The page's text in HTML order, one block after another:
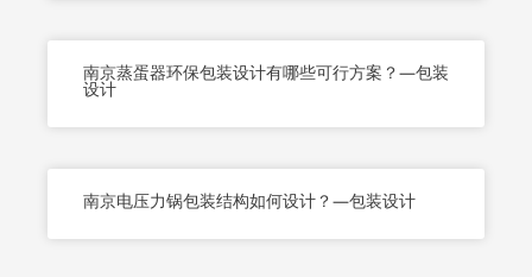
南京蒸蛋器环保包装设计有哪些可行方案？—包装
设计
南京电压力锅包装结构如何设计？—包装设计